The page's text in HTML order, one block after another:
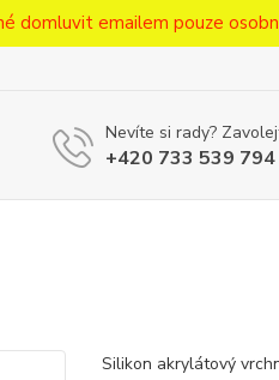
domluvit emailem pouze
Nevíte si rady?
+420 733 539 794
Silikon akrylátový